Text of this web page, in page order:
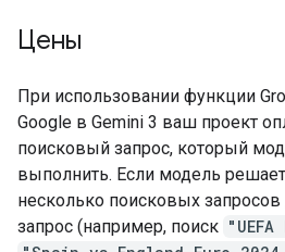
Цены
При использовании функции
Google в Gemini 3 ваш проект
поисковый запрос, который
выполнить. Если модель
несколько поисковых запросов
запрос (например, поиск